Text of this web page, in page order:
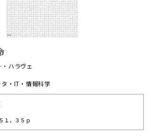
ハラヴェ
・IT・情報科学
１，３５ｐ